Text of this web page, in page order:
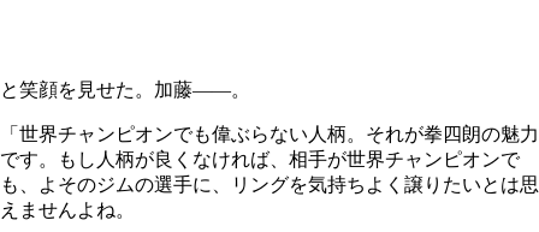
と笑顔を見せた。加藤――。
「世界チャンピオンでも偉ぶらない人柄。それが拳四朗の魅力
です。もし人柄が良くなければ、相手が世界チャンピオンで
も、よそのジムの選手に、リングを気持ちよく譲りたいとは思
えませんよね。